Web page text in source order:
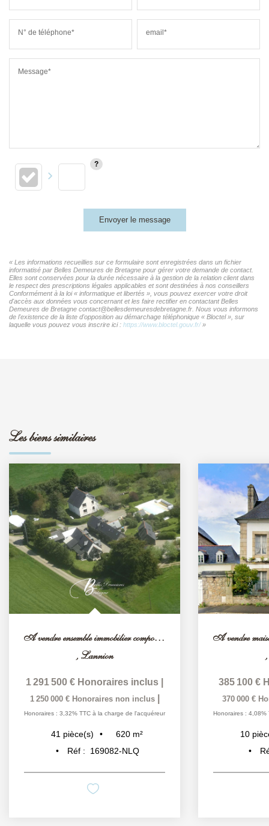
N° de téléphone* email*
Message*
Envoyer le message
« Les informations recueillies sur ce formulaire sont enregistrées dans un fichier
informatisé par Belles Demeures de Bretagne pour gérer votre demande de contact.
Elles sont conservées pour la durée nécessaire à la gestion de la relation client dans
le respect des prescriptions légales applicables et sont destinées à nos conseillers
Conformément à la loi « informatique et libertés », vous pouvez exercer votre droit
d'accès aux données vous concernant et les faire rectifier en contactant Belles
Demeures de Bretagne contact@bellesdemeuresdebretagne.fr. Nous vous informons
de l'existence de la liste d'opposition au démarchage téléphonique « Bloctel », sur
laquelle vous pouvez vous inscrire ici : https://www.bloctel.gouv.fr/»
Les biens similaires
A vendre ensemble immobilier composé de sept maisons avec...
, Lannion
1 291 500 € Honoraires inclus
1 250 000 € Honoraires non inclus
Honoraires : 3,32% TTC à la charge de l'acquéreur
41 pièce(s) 620 m²
Réf :
169082-NLQ
385 100 €
370 000 €
Honoraires : 4,08%
10